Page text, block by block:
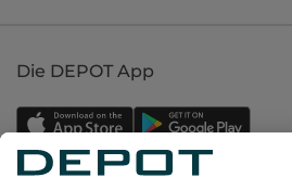
Die DEPOT App